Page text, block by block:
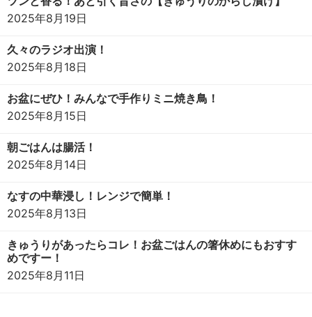
2025年8月19日
久々のラジオ出演！
2025年8月18日
お盆にぜひ！みんなで手作りミニ焼き鳥！
2025年8月15日
朝ごはんは腸活！
2025年8月14日
なすの中華浸し！レンジで簡単！
2025年8月13日
きゅうりがあったらコレ！お盆ごはんの箸休めにもおすす
めですー！
2025年8月11日